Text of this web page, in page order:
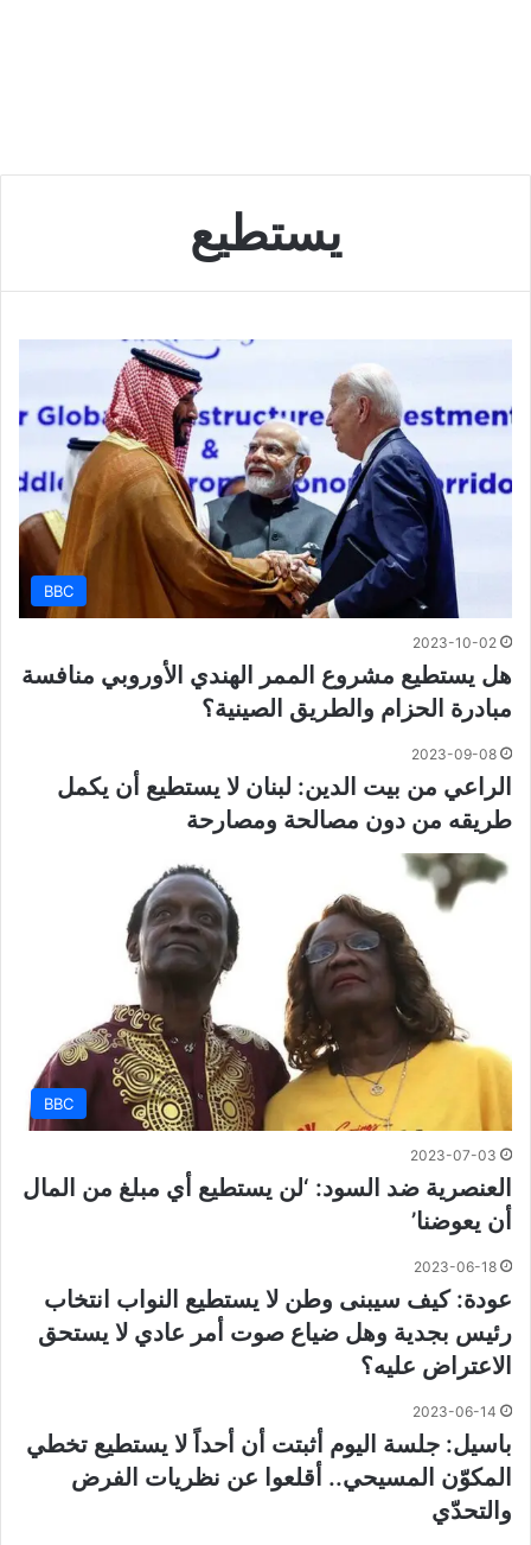
يستطيع
BBC
2023-10-02
هل يستطيع مشروع الممر الهندي الأوروبي منافسة
مبادرة الحزام والطريق الصينية؟
2023-09-08
الراعي من بيت الدين: لبنان لا يستطيع أن يكمل
طريقه من دون مصالحة ومصارحة
BBC
2023-07-03
العنصرية ضد السود: ‘لن يستطيع أي مبلغ من المال
أن يعوضنا’
2023-06-18
عودة: كيف سيبنى وطن لا يستطيع النواب انتخاب
رئيس بجدية وهل ضياع صوت أمر عادي لا يستحق
الاعتراض عليه؟
2023-06-14
باسيل: جلسة اليوم أثبتت أن أحداً لا يستطيع تخطي
المكوّن المسيحي.. أقلعوا عن نظريات الفرض
والتحدّي